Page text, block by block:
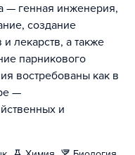
— генная инженерия,
создание
лекарств, а также
парникового
востребованы как в
—
и